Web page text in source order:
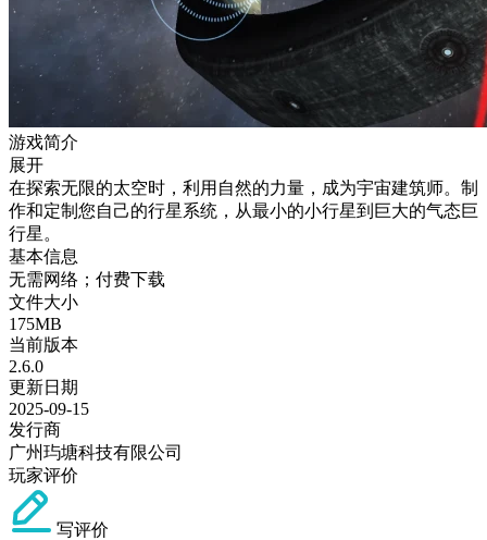
游戏简介
展开
在探索无限的太空时，利用自然的力量，成为宇宙建筑师。制
作和定制您自己的行星系统，从最小的小行星到巨大的气态巨
行星。
基本信息
无需网络；付费下载
文件大小
175MB
当前版本
2.6.0
更新日期
2025-09-15
发行商
广州玙塘科技有限公司
玩家评价
写评价